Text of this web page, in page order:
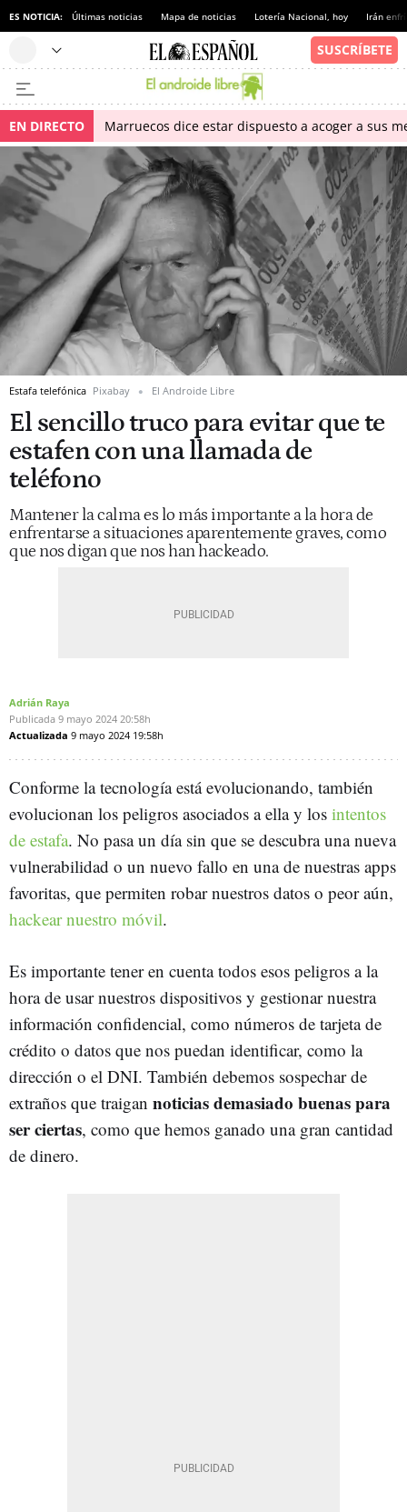
ES NOTICIA: Últimas noticias Mapa de noticias Lotería Nacional, hoy Irán
EN DIRECTO Marruecos dice estar dispuesto a acoger a sus
Estafa telefónica Pixabay El Androide Libre
El sencillo truco para evitar que te
estafen con una llamada de
teléfono
Mantener la calma es lo más importante a la hora de
enfrentarse a situaciones aparentemente graves, como
que nos digan que nos han hackeado.
Adrián Raya
Publicada 9 mayo 2024 20:58h
Actualizada 9 mayo 2024 19:58h
Conforme la tecnología está evolucionando, también
evolucionan los peligros asociados a ella y los intentos
de estafa. No pasa un día sin que se descubra una nueva
vulnerabilidad o un nuevo fallo en una de nuestras apps
favoritas, que permiten robar nuestros datos o peor aún,
hackear nuestro móvil.
Es importante tener en cuenta todos esos peligros a la
hora de usar nuestros dispositivos y gestionar nuestra
información confidencial, como números de tarjeta de
crédito o datos que nos puedan identificar, como la
dirección o el DNI. También debemos sospechar de
extraños que traigan noticias demasiado buenas para
ser ciertas, como que hemos ganado una gran cantidad
de dinero.